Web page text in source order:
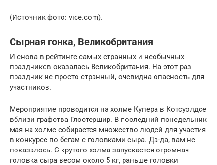
(Источник фото: vice.com).
Сырная гонка, Великобритания
И снова в рейтинге самых странных и необычных
праздников оказалась Великобритания. На этот раз
праздник не просто странный, очевидна опасность для
участников.
Мероприятие проводится на холме Купера в Котсуолдсе
вблизи графства Глостершир. В последний понедельник
мая на холме собирается множество людей для участия
в конкурсе по бегам с головками сыра. Да-да, вам не
показалось. С крутого холма запускается огромная
головка сыра весом около 5 кг, раньше головки